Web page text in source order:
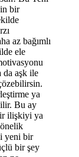
bir
az bağımlı
ele
da aşk ile
ya
Bu ay
ilişkiyi ya
yeni bir
bir şey